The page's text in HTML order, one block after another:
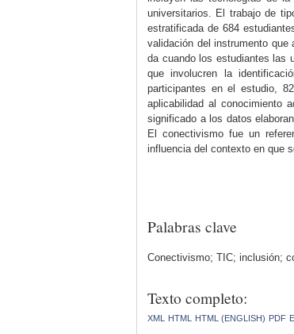
universitarios. El trabajo de
estratificada de 684
validación del instrumento
da cuando los estudiantes las
que involucren la
participantes en el estudio,
aplicabilidad al conocimiento
significado a los datos
El conectivismo fue un
influencia del contexto en que
Palabras clave
Conectivismo; TIC; inclusión;
Texto completo:
XML HTML HTML (ENGLISH) PDF